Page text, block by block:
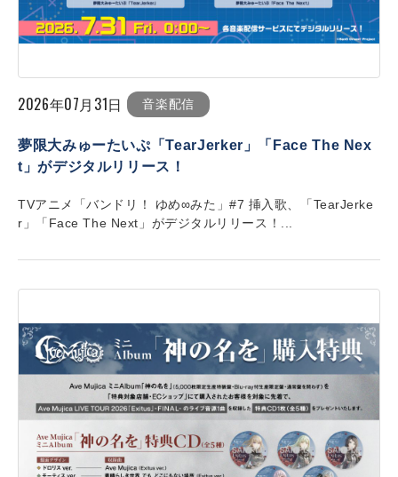
2026年07月31日 音楽配信
夢限大みゅーたいぷ「TearJerker」「Face The Nex
t」がデジタルリリース！
TVアニメ「バンドリ！ ゆめ∞みた」#7 挿入歌、「TearJerke
r」「Face The Next」がデジタルリリース！...